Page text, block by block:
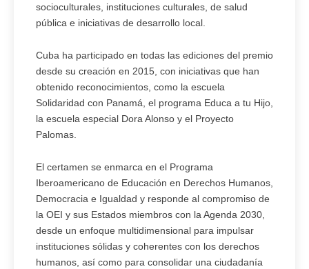
socioculturales, instituciones culturales, de salud
pública e iniciativas de desarrollo local.
Cuba ha participado en todas las ediciones del premio
desde su creación en 2015, con iniciativas que han
obtenido reconocimientos, como la escuela
Solidaridad con Panamá, el programa Educa a tu Hijo,
la escuela especial Dora Alonso y el Proyecto
Palomas.
El certamen se enmarca en el Programa
Iberoamericano de Educación en Derechos Humanos,
Democracia e Igualdad y responde al compromiso de
la OEI y sus Estados miembros con la Agenda 2030,
desde un enfoque multidimensional para impulsar
instituciones sólidas y coherentes con los derechos
humanos, así como para consolidar una ciudadanía